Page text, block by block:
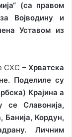
(са правом
Војводину и
Уставом из
СХС – Хрватска
Поделиле су
Крајина а
се Славонија,
Кордун,
Личним